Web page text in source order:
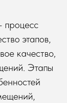
процесс
этапов,
качество,
Этапы